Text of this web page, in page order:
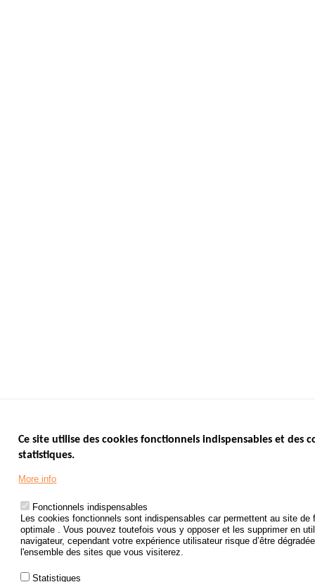
Ce site utilise des cookies fonctionnels indispensables et des
statistiques.
More info
Fonctionnels indispensables
Les cookies fonctionnels sont indispensables car permettent au site de
optimale . Vous pouvez toutefois vous y opposer et les supprimer en
navigateur, cependant votre expérience utilisateur risque d’être
l'ensemble des sites que vous visiterez.
Statistiques